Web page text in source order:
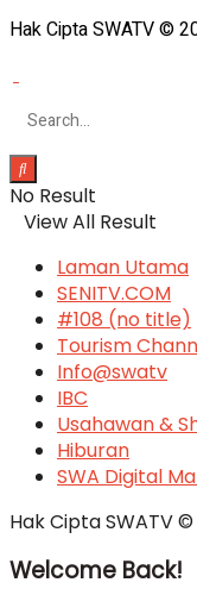
Hak Cipta SWATV ©
No Result
View All Result
Laman Utama
SENITV.COM
#108 (no title)
Tourism
Info@swatv
IBC
Usahawan &
Hiburan
SWA Digital
Hak Cipta SWATV
Welcome Back!